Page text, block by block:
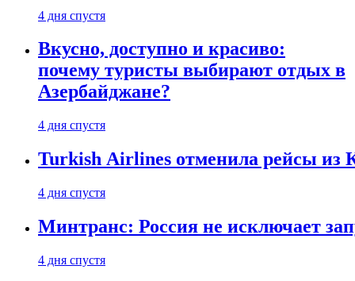
4 дня спустя
Вкусно, доступно и красиво:
почему туристы выбирают отдых в
Азербайджане?
4 дня спустя
Turkish Airlines отменила рейсы из
4 дня спустя
Минтранс: Россия не исключает
4 дня спустя